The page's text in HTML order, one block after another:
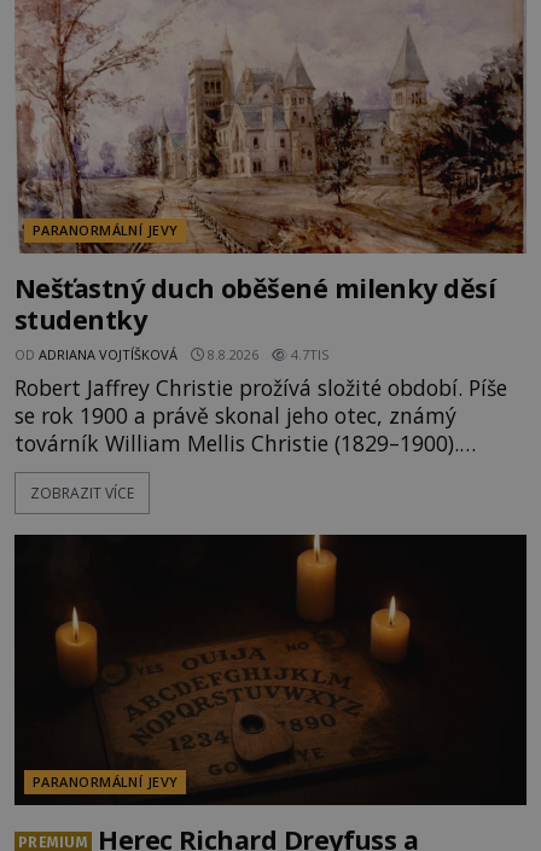
PARANORMÁLNÍ JEVY
Nešťastný duch oběšené milenky děsí
studentky
OD ADRIANA VOJTÍŠKOVÁ 8.8.2026 4.7TIS
Robert Jaffrey Christie prožívá složité období. Píše
se rok 1900 a právě skonal jeho otec, známý
továrník William Mellis Christie (1829–1900).
Smutná událost je ale doprovázena ohromným
dědictvím... Robertu připadne rodinné sídlo v
ta, na niž přijde Robert, by jen tak někoho
ZOBRAZIT VÍCE
PARANORMÁLNÍ JEVY
PREMIUM
Herec Richard Dreyfuss a